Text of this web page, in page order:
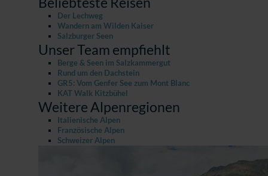
Der Lechweg
Wandern am Wilden Kaiser
Salzburger Seen
Unser Team empfiehlt
Berge & Seen im Salzkammergut
Rund um den Dachstein
GR5: Vom Genfer See zum Mont Blanc
KAT Walk Kitzbühel
Weitere Alpenregionen
Italienische Alpen
Französische Alpen
Schweizer Alpen